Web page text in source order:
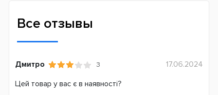
Бритвенная головка
Все отзывы
Дмитро 3
17.06.2024
Цей товар у вас є в наявності?